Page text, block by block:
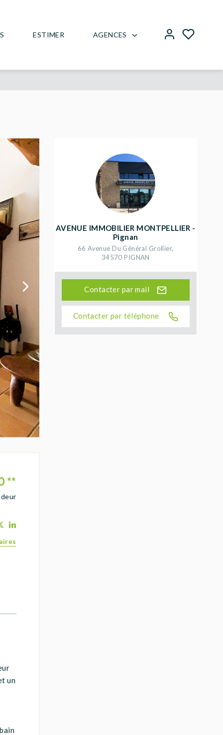
ESTIMER AGENCES
**
un
AVENUE IMMOBILIER MONTPELLIER -
Pignan
66 Avenue Du Général Grollier,
34570 PIGNAN
Contacter par mail
Contacter par téléphone